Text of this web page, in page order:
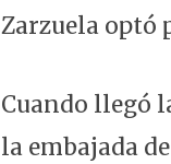
Zarzuela optó
Cuando llegó
la embajada